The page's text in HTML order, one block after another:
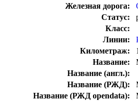
Железная дорога:
Статус:
Класс:
Линии:
Километраж:
Название:
Название (англ.):
Название (РЖД):
Название (РЖД opendata):